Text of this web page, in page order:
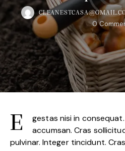
0
egestas nisi in consequat. Fusce sodales augue a
accumsan. Cras
pulvinar. Integer tincidunt.